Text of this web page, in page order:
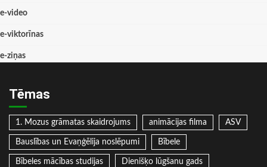
e-video
e-viktorīnas
e-ziņas
Tēmas
1. Mozus grāmatas skaidrojums animācijas filma ASV
Bauslības un Evaņģēlija noslēpumi Bībele
Bībeles mācības studijas Dienišķo lūgšanu gads